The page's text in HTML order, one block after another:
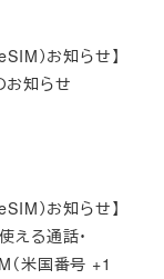
）お知らせ】
知らせ
）お知らせ】
える通話・
（米国番号 +1